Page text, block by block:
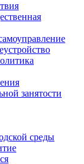
занятости
среды